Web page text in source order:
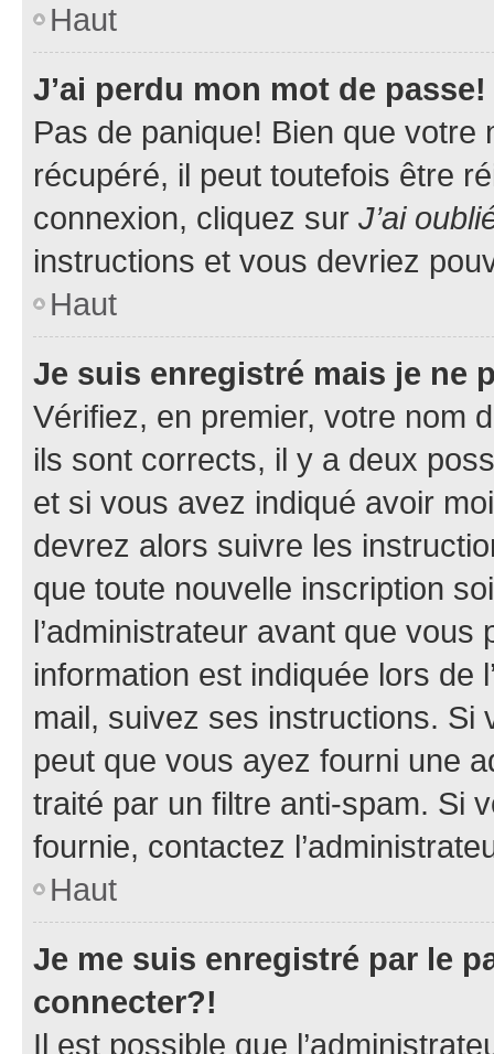
Haut
J’ai perdu mon mot de passe!
Pas de panique! Bien que
récupéré, il peut toutefois être
connexion, cliquez sur J’ai
instructions et vous devriez
Haut
Je suis enregistré mais je ne
Vérifiez, en premier, votre nom
ils sont corrects, il y a deux
et si vous avez indiqué avoir
devrez alors suivre les
que toute nouvelle inscription
l’administrateur avant que
information est indiquée lors de
mail, suivez ses instructions. Si
peut que vous ayez fourni une
traité par un filtre anti-spam. Si
fournie, contactez
Haut
Je me suis enregistré par le
connecter?!
Il est possible que